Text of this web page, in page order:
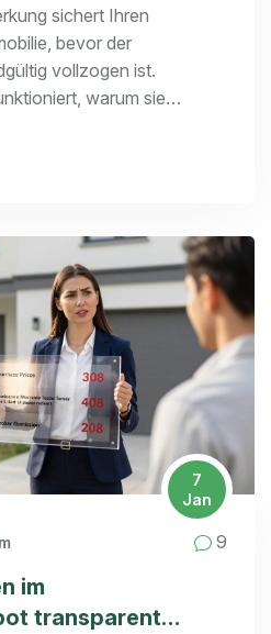
sichert Ihren
bevor der
vollzogen ist.
warum sie
Sie sie richtig nutzen.
7
Jan
9
im
transparent